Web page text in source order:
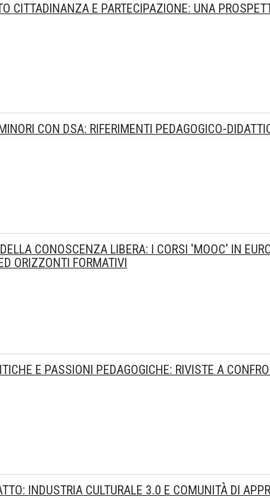
CITTADINANZA E PARTECIPAZIONE: UNA
CON DSA: RIFERIMENTI PEDAGOGICO-
CONOSCENZA LIBERA: I CORSI 'MOOC' IN
ORIZZONTI FORMATIVI
E PASSIONI PEDAGOGICHE: RIVISTE A
INDUSTRIA CULTURALE 3.0 E COMUNITÀ DI